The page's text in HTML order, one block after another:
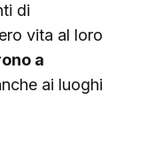
di
vita al loro
a
ai luoghi